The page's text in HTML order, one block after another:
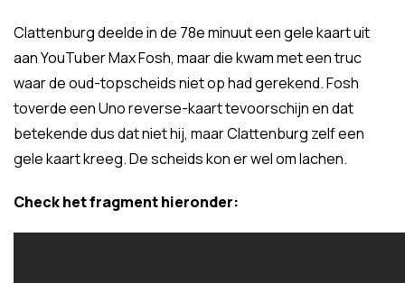
Clattenburg deelde in de 78e minuut een gele kaart uit
aan YouTuber Max Fosh, maar die kwam met een truc
waar de oud-topscheids niet op had gerekend. Fosh
toverde een Uno reverse-kaart tevoorschijn en dat
betekende dus dat niet hij, maar Clattenburg zelf een
gele kaart kreeg. De scheids kon er wel om lachen.
Check het fragment hieronder: